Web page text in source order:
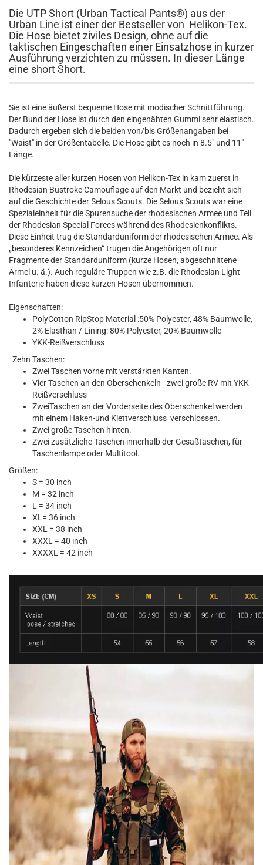
Die UTP Short (Urban Tactical Pants®) aus der
Urban Line ist einer der Bestseller von Helikon-Tex.
Die Hose bietet ziviles Design, ohne auf die
taktischen Eingeschaften einer Einsatzhose in kurzer
Ausführung verzichten zu müssen. In dieser Länge
eine short Short.
Sie ist eine äußerst bequeme Hose mit modischer Schnittführung.
Der Bund der Hose ist durch den eingenähten Gummi sehr elastisch.
Dadurch ergeben sich die beiden von/bis Größenangaben bei
"Waist" in der Größentabelle. Die Hose gibt es noch in 8.5" und 11"
Länge.
Die kürzeste aller kurzen Hosen von Helikon-Tex in kam zuerst in
Rhodesian Bustroke Camouflage auf den Markt und bezieht sich
auf die Geschichte der Selous Scouts. Die Selous Scouts war eine
Spezialeinheit für die Spurensuche der rhodesischen Armee und Teil
der Rhodesian Special Forces während des Rhodesienkonflikts.
Diese Einheit trug die Standarduniform der rhodesischen Armee. Als
„besonderes Kennzeichen“ trugen die Angehörigen oft nur
Fragmente der Standarduniform (kurze Hosen, abgeschnittene
Ärmel u. ä.). Auch reguläre Truppen wie z.B. die Rhodesian Light
Infanterie haben diese kurzen Hosen übernommen.
Eigenschaften:
PolyCotton RipStop Material :50% Polyester, 48% Baumwolle,
2% Elasthan / Lining: 80% Polyester, 20% Baumwolle
YKK-Reißverschluss
Zehn Taschen:
Zwei Taschen vorne mit verstärkten Kanten.
Vier Taschen an den Oberschenkeln -zweigroße RV mit YKK
Reißverschluss
ZweiTaschen an der Vorderseite desOberschenkel werden
mit einem Haken-und Klettverschluss verschlossen.
Zwei großeTaschen hinten.
ZweizusätzlicheTaschen innerhalbderGesäßtaschen, für
Taschenlampe oder Multitool .
Größen:
S = 30 inch
M = 32 inch
L = 34 inch
XL= 36 inch
XXL = 38 inch
XXXL = 40 inch
XXXXL = 42 inch